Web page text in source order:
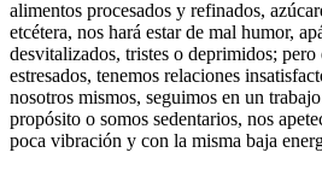
alimentos procesados y refinados,
etcétera, nos hará estar de mal humor,
desvitalizados, tristes o deprimidos; pero
estresados, tenemos relaciones
nosotros mismos, seguimos en un
propósito o somos sedentarios, nos
poca vibración y con la misma baja